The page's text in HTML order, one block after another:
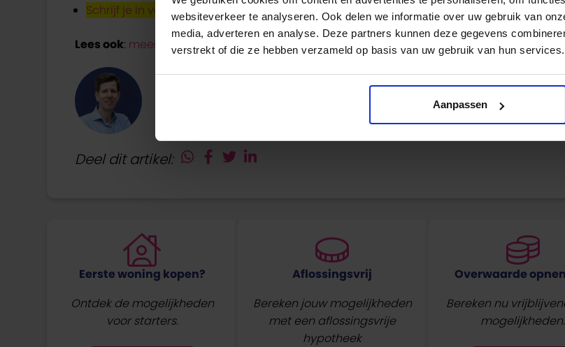
websiteverkeer te analyseren. Ook delen we informatie over uw gebruik van
media, adverteren en analyse. Deze partners kunnen deze gegevens
verstrekt of die ze hebben verzameld op basis van uw gebruik van hun services.
Aanpassen
Schrijf je in voor de renteflits
en blijf op de hoogte van de renteontwikkeling.
Lees ook: meer inzicht in de huidige lage hypotheekrente.
Dit artikel is geschreven door Roel van Oirschot
Deel dit artikel:
Eerste woning kopen?
Ontdek de mogelijkheden
voor starters.
Aflossingsvrij
Bereken jouw mogelijkheden
met een aflossingsvrije
hypotheek
Overwaarde
Bereken nu
mogelijkheden.